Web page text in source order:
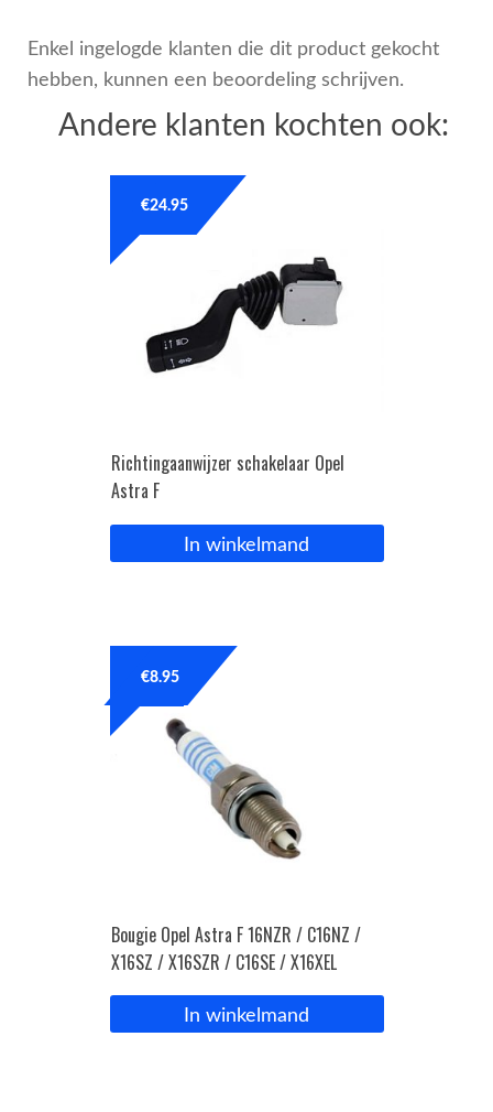
Enkel ingelogde klanten die dit product gekocht
hebben, kunnen een beoordeling schrijven.
Andere klanten kochten ook:
Richtingaanwijzer schakelaar Opel
Astra F
€24.95
In winkelmand
Bougie Opel Astra F 16NZR / C16NZ /
X16SZ / X16SZR / C16SE / X16XEL
€8.95
In winkelmand